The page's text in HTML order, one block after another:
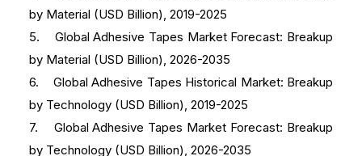
by Material (USD Billion), 2019-2025
5. Global Adhesive Tapes Market Forecast: Breakup
by Material (USD Billion), 2026-2035
6. Global Adhesive Tapes Historical Market: Breakup
by Technology (USD Billion), 2019-2025
7. Global Adhesive Tapes Market Forecast: Breakup
by Technology (USD Billion), 2026-2035